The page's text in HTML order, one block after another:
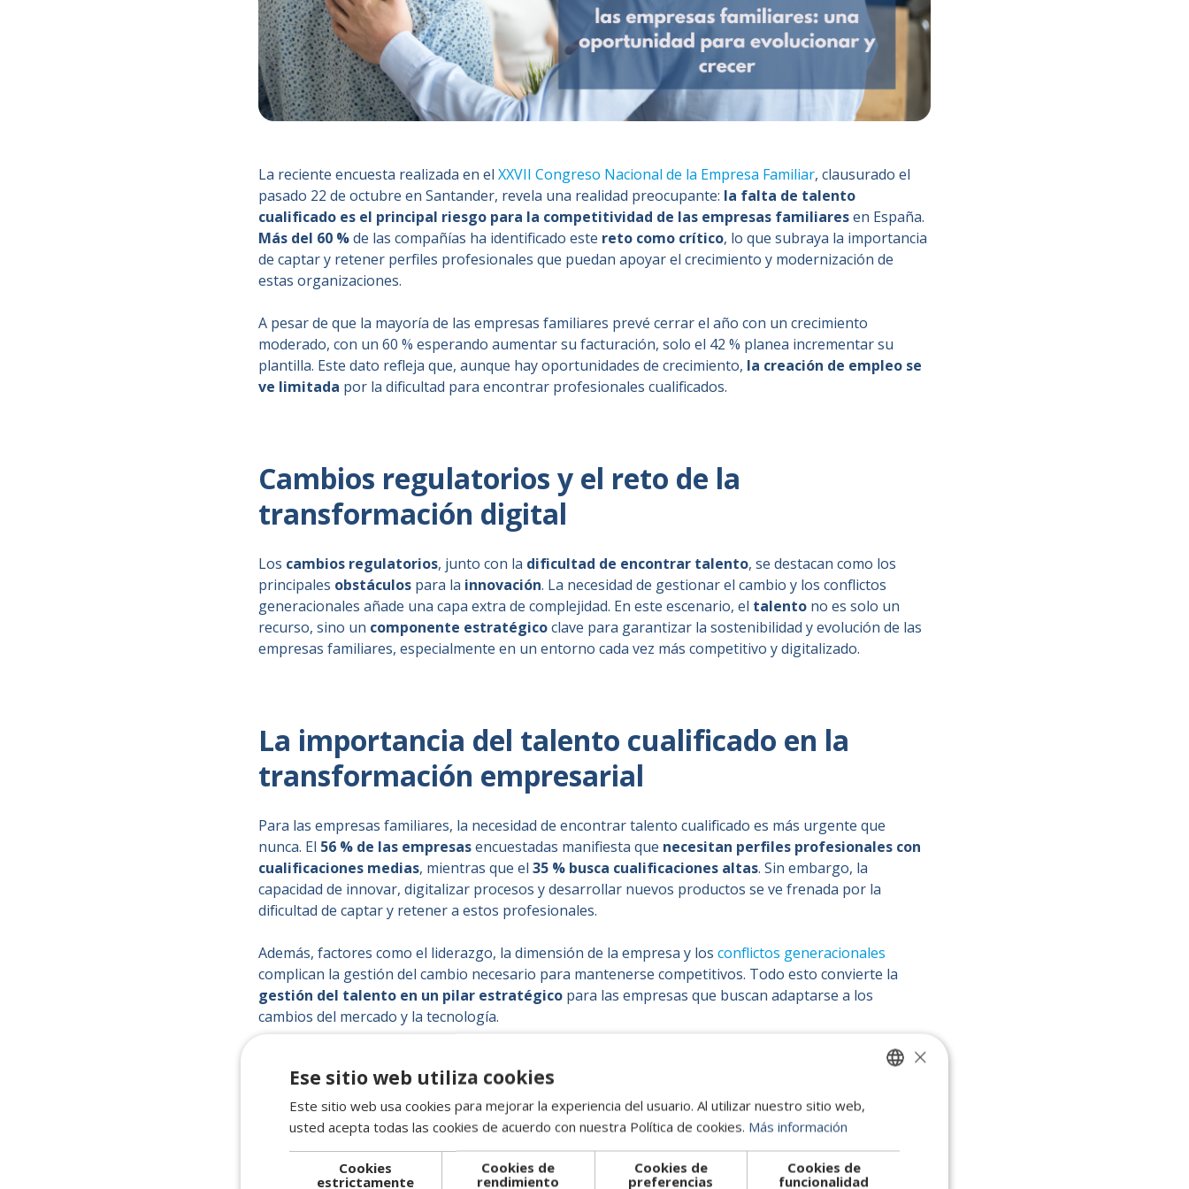
La reciente encuesta realizada en el XXVII Congreso Nacional de la Empresa Familiar, clausurado el
pasado 22 de octubre en Santander, revela una realidad preocupante: la falta de talento
cualificado es el principal riesgo para la competitividad de las empresas familiaresen España.
Más del 60 %de las compañías ha identificado este reto como crítico, lo que subraya la importancia
de captar y retener perfiles profesionales que puedan apoyar el crecimiento y modernización de
estas organizaciones.
A pesar de que la mayoría de las empresas familiares prevé cerrar el año con un crecimiento
moderado, con un 60 % esperando aumentar su facturación, solo el 42 % planea incrementar su
plantilla. Este dato refleja que, aunque hay oportunidades de crecimiento, la creación de empleo se
ve limitada por la dificultad para encontrar profesionales cualificados.
Cambios regulatorios y el reto de la
transformación digital
Los cambios regulatorios, junto con la dificultad de encontrar talento, se destacan como los
principales obstáculos para la innovación. La necesidad de gestionar el cambio y los conflictos
generacionales añade una capa extra de complejidad. En este escenario, el talento no es solo un
recurso, sino un componente estratégicoclave para garantizar la sostenibilidad y evolución de las
empresas familiares, especialmente en un entorno cada vez más competitivo y digitalizado.
La importancia del talento cualificado en la
transformación empresarial
Para las empresas familiares, la necesidad de encontrar talento cualificado es más urgente que
nunca. El 56 % de las empresasencuestadas manifiesta que necesitan perfiles profesionales con
cualificaciones medias, mientras que el 35 % busca cualificaciones altas. Sin embargo, la
capacidad de innovar, digitalizar procesos y desarrollar nuevos productos se ve frenada por la
dificultad de captar y retener a estos profesionales.
Además, factores como el liderazgo, la dimensión de la empresa y los conflictos generacionales
complican la gestión del cambio necesario para mantenerse competitivos. Todo esto convierte la
gestión del talento en un pilar estratégico para las empresas que buscan adaptarse a los
cambios del mercado y la tecnología.
Una estrategia para atraer el talento adecuado
Ante este panorama, lacaptación de talento cualificadose convierte en unaprioridadpara las
empresas familiares que buscan asegurar su competitividad y crecimiento sostenible. Contar con los
SPANISH
PORTUGUESE
×
Ese sitio web utiliza cookies
Este sitio web usa cookies para mejorar la experiencia del usuario. Al utilizar nuestro sitio web,
usted acepta todas las cookies de acuerdo con nuestra Política de cookies. Más información
Cookies
estrictamente
Cookies de
rendimiento
Cookies de
preferencias
Cookies de
funcionalidad